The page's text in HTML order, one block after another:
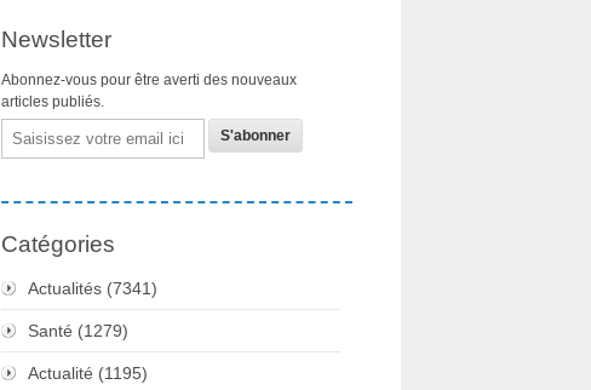
Newsletter
Abonnez-vous pour être averti des nouveaux
articles publiés.
Email
Catégories
Actualités (7341)
Santé (1279)
Actualité (1195)